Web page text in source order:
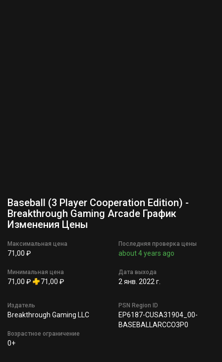
Baseball (3 Player Cooperation Edition) -
Breakthrough Gaming Arcade График
Изменения Цены
Максимальная цена
71,00 ₽
Минимальная цена
71,00 ₽ 71,00 ₽
Последняя проверка цены
about 4 years ago
Дата выхода
2 янв. 2022 г.
Издатель
Breakthrough Gaming LLC
Возрастное ограничение
0+
PSN Region ID
EP6187-CUSA31904_00-
BASEBALLARCCO3P0